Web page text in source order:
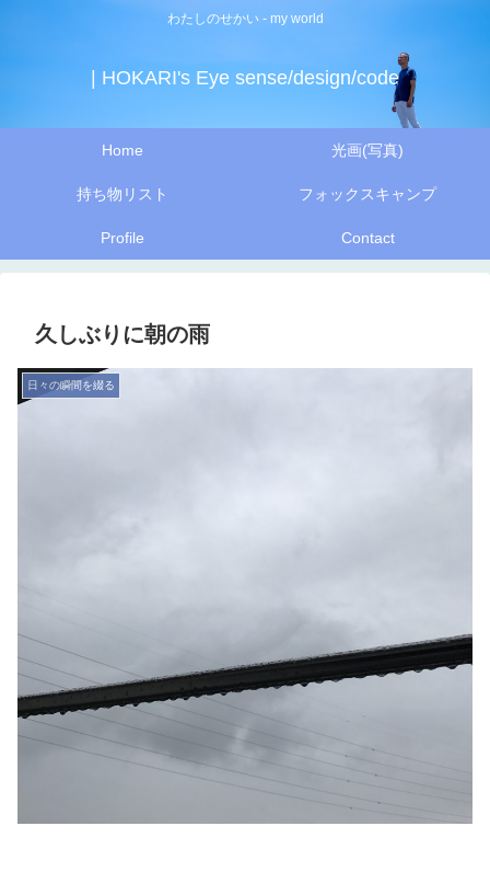
わたしのせかい - my world
| HOKARI's Eye sense/design/code
Home 光画(写真)
持ち物リスト フォックスキャンプ
Profile Contact
久しぶりに朝の雨
日々の瞬間を綴る